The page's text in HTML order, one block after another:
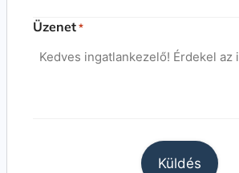
Üzenet *